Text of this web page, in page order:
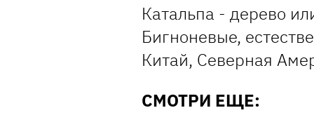
Катальпа - дерево
Бигноневые,
Китай, Северная
СМОТРИ ЕЩЕ: